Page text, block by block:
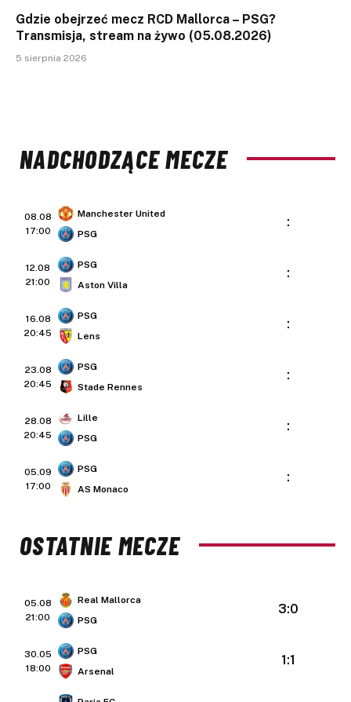
Gdzie obejrzeć mecz RCD Mallorca – PSG?
Transmisja, stream na żywo (05.08.2026)
5 sierpnia 2026
NADCHODZĄCE MECZE
08.08
17:00
Manchester United
PSG
:
12.08
21:00
PSG
Aston Villa
:
16.08
20:45
PSG
Lens
:
23.08
20:45
PSG
Stade Rennes
:
28.08
20:45
Lille
PSG
:
05.09
17:00
PSG
AS Monaco
:
OSTATNIE MECZE
05.08
21:00
Real Mallorca
PSG
3:0
30.05
18:00
PSG
Arsenal
1:1